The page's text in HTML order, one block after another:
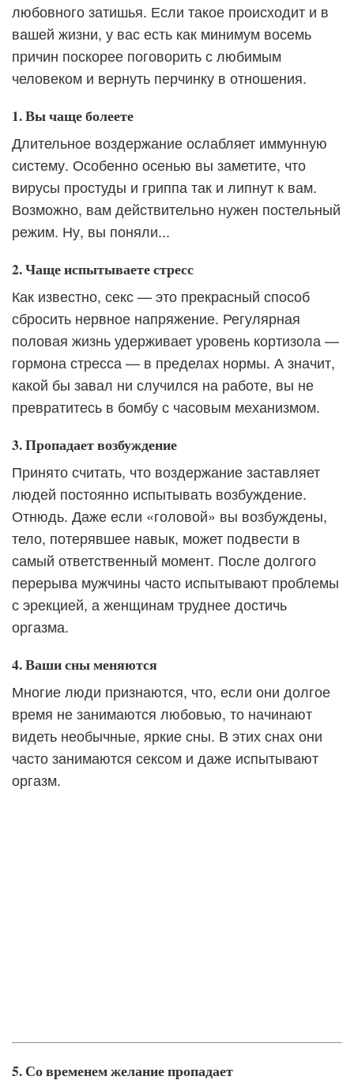
любовного затишья. Если такое происходит и в
вашей жизни, у вас есть как минимум восемь
причин поскорее поговорить с любимым
человеком и вернуть перчинку в отношения.
1. Вы чаще болеете
Длительное воздержание ослабляет иммунную
систему. Особенно осенью вы заметите, что
вирусы простуды и гриппа так и липнут к вам.
Возможно, вам действительно нужен постельный
режим. Ну, вы поняли...
2. Чаще испытываете стресс
Как известно, секс — это прекрасный способ
сбросить нервное напряжение. Регулярная
половая жизнь удерживает уровень кортизола —
гормона стресса — в пределах нормы. А значит,
какой бы завал ни случился на работе, вы не
превратитесь в бомбу с часовым механизмом.
3. Пропадает возбуждение
Принято считать, что воздержание заставляет
людей постоянно испытывать возбуждение.
Отнюдь. Даже если «головой» вы возбуждены,
тело, потерявшее навык, может подвести в
самый ответственный момент. После долгого
перерыва мужчины часто испытывают проблемы
с эрекцией, а женщинам труднее достичь
оргазма.
4. Ваши сны меняются
Многие люди признаются, что, если они долгое
время не занимаются любовью, то начинают
видеть необычные, яркие сны. В этих снах они
часто занимаются сексом и даже испытывают
оргазм.
5. Со временем желание пропадает